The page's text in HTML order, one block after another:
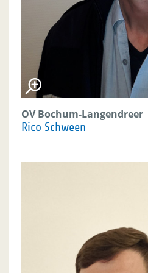
OV Bochum-Langendreer
Rico Schween